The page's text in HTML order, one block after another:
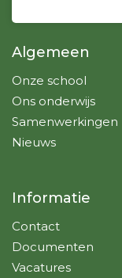
Algemeen
Onze school
Ons onderwijs
Samenwerkingen
Nieuws
Informatie
Contact
Documenten
Vacatures